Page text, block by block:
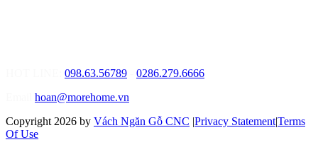
098.63.56789
0286.279.6666
hoan@morehome.vn
Copyright 2026 by Vách Ngăn Gỗ CNC |Privacy Statement|Terms
Of Use